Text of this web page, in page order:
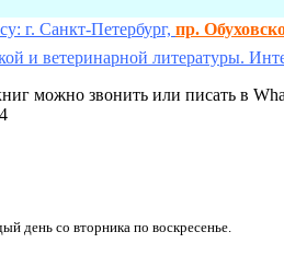
г. Санкт-Петербург, пр.
и ветеринарной литературы.
можно звонить или писать в
день со вторника по воскресенье.